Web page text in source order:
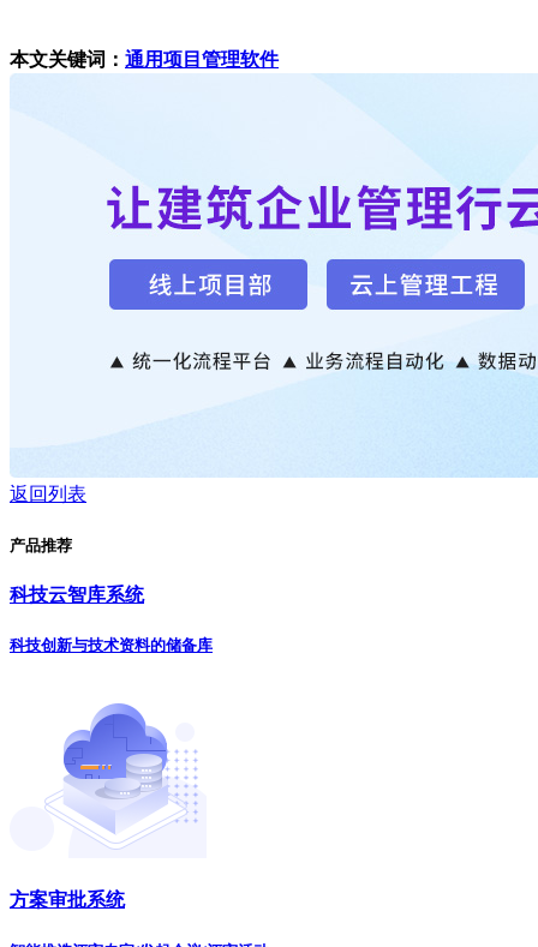
本文关键词： 通用项目管理软件
返回列表
产品推荐
科技云智库系统
科技创新与技术资料的储备库
方案审批系统